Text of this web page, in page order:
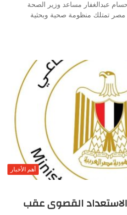
عبدالغفار مساعد وزير الصحة
مصر تمتلك منظومة صحية وبحثية
أهم الأخبار
القصوى عقب